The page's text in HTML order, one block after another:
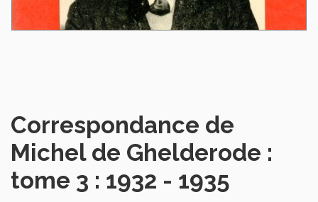
Correspondance de
Michel de Ghelderode :
tome 3 : 1932 - 1935